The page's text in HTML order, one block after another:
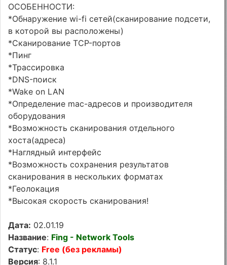
ОСОБЕННОСТИ:
*Обнаружение wi-fi сетей(сканирование подсети,
в которой вы расположены)
*Сканирование TCP-портов
*Пинг
*Трассировка
*DNS-поиск
*Wake on LAN
*Определение mac-адресов и производителя
оборудования
*Возможность сканирования отдельного
хоста(адреса)
*Наглядный интерфейс
*Возможность сохранения результатов
сканирования в нескольких форматах
*Геолокация
*Высокая скорость сканирования!
Дата: 02.01.19
Название: Fing - Network Tools
Статус: Free (без рекламы)
Версия: 8.1.1